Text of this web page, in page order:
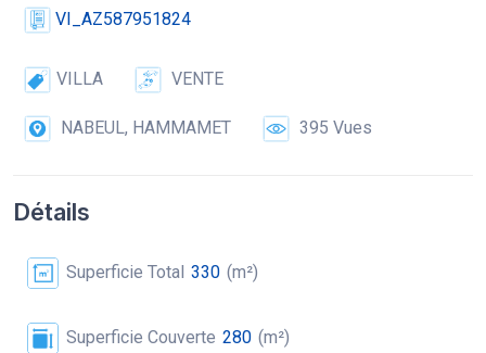
VI_AZ587951824
VILLA VENTE
NABEUL, HAMMAMET 395 Vues
Détails
Superficie Total 330 (m²)
Superficie Couverte 280 (m²)